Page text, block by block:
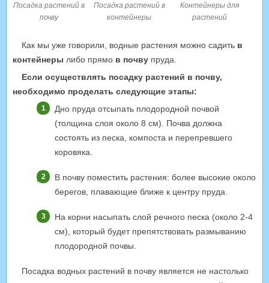
Посадка растений в
почву
Посадка растений в
контейнеры
Контейнеры для
растений
Как мы уже говорили, водные растения можно садить в
контейнеры либо прямо в почву пруда.
Если осуществлять посадку растений в почву,
необходимо проделать следующие этапы:
Дно пруда отсыпать плодородной почвой
(толщина слоя около 8 см). Почва должна
состоять из песка, компоста и перепревшего
коровяка.
В почву поместить растения: более высокие около
берегов, плавающие ближе к центру пруда.
На корни насыпать слой речного песка (около 2-4
см), который будет препятствовать размыванию
плодородной почвы.
Посадка водных растений в почву является не настолько